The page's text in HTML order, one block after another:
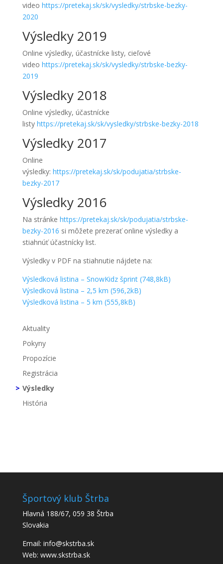
video https://pretekaj.sk/sk/vysledky/strbske-bezky-
2020
Výsledky 2019
Online výsledky, účastnícke listy, cieľové
video https://pretekaj.sk/sk/vysledky/strbske-bezky-
2019
Výsledky 2018
Online výsledky, účastnícke
listy https://pretekaj.sk/sk/vysledky/strbske-bezky-2018
Výsledky 2017
Online
výsledky: https://pretekaj.sk/sk/podujatia/strbske-
bezky-2017
Výsledky 2016
Na stránke https://pretekaj.sk/sk/podujatia/strbske-
bezky-2016 si môžete prezerať online výsledky a
stiahnúť účastnícky list.
Výsledky v PDF na stiahnutie nájdete na:
Výsledková listina – SnowKidz šprint (748,8kB)
Výsledková listina – 2,5 km (596,2kB)
Výsledková listina – 5 km (555,8kB)
Aktuality
Pokyny
Propozície
Registrácia
Výsledky
História
Športový klub Štrba
Hlavná 188/67, 059 38 Štrba
Slovakia
Email: info@skstrba.sk
Web: www.skstrba.sk